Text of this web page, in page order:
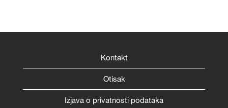
Kontakt
Otisak
Izjava o privatnosti podataka